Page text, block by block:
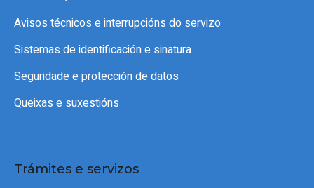
Avisos técnicos e interrupcións do servizo
Sistemas de identificación e sinatura
Seguridade e protección de datos
Queixas e suxestións
Trámites e servizos